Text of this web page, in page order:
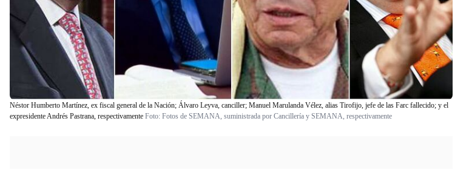
Néstor Humberto Martínez, ex fiscal general de la Nación; Álvaro Leyva, canciller; Manuel Marulanda Vélez, alias Tirofijo, jefe de las Farc fallecido; y el
expresidente Andrés Pastrana, respectivamente Foto: Fotos de SEMANA, suministrada por Cancillería y SEMANA, respectivamente